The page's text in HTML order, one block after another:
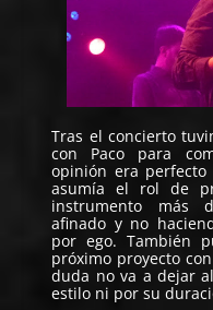
Tras el concierto
con Paco para
opinión era
asumía el rol de
instrumento más
afinado y no
por ego. También
próximo proyecto
duda no va a dejar
estilo ni por su